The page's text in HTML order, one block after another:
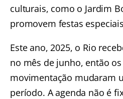
culturais, como o Jardim
promovem festas
Este ano, 2025, o Rio
no mês de junho, então
movimentação mudaram
período. A agenda não é